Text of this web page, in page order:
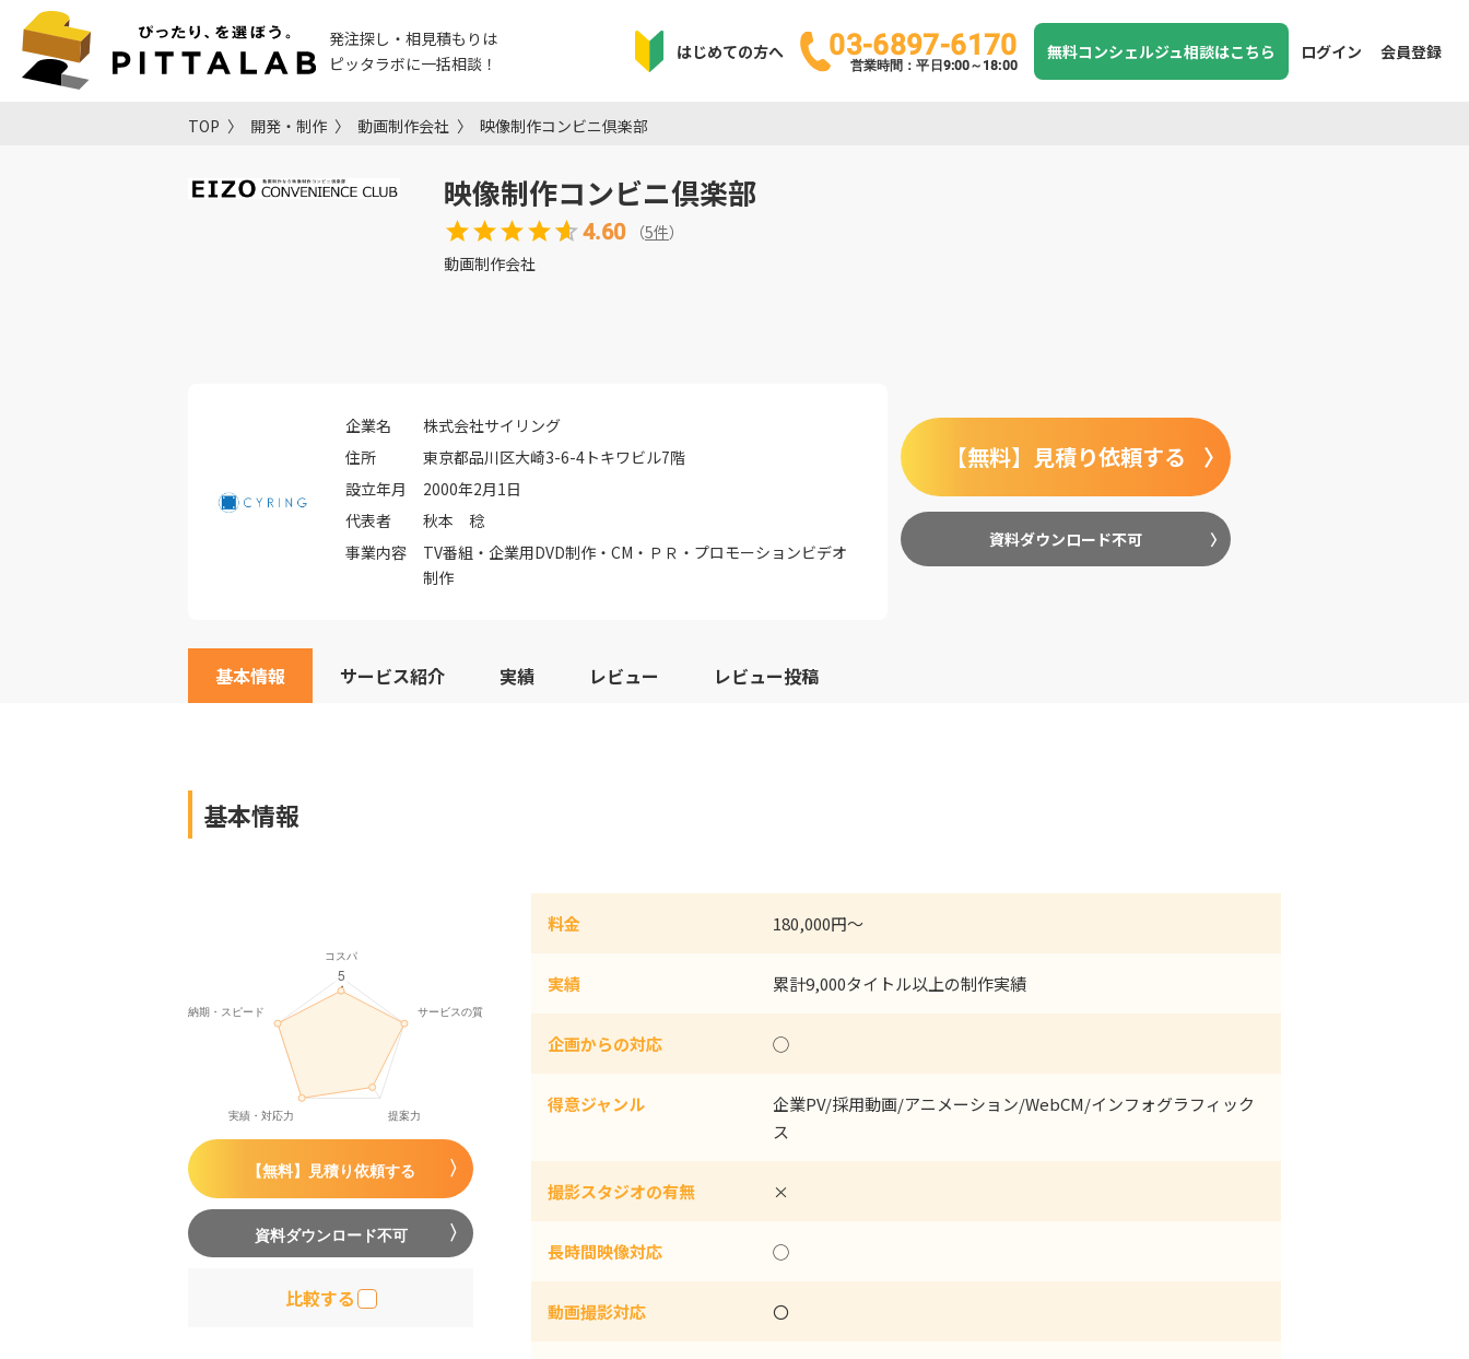
発注探し・相見積もりは
ピッタラボに一括相談！
はじめての方へ 03-6897-6170
営業時間：平日9:00～18:00
無料コンシェルジュ相談はこちら ログイン 会員登録
TOP 開発・制作 動画制作会社 映像制作コンビニ倶楽部
映像制作コンビニ倶楽部
4.60 （5件）
動画制作会社
企業名
株式会社サイリング
住所
東京都品川区大崎3-6-4トキワビル7階
設立年月
2000年2月1日
代表者
秋本 稔
事業内容
TV番組・企業用DVD制作・CM・ＰＲ・プロモーションビデオ
制作
【無料】見積り依頼する
資料ダウンロード不可
基本情報 サービス紹介 実績 レビュー レビュー投稿
基本情報
【無料】見積り依頼する
資料ダウンロード不可
比較する
料金 180,000円〜
実績 累計9,000タイトル以上の制作実績
企画からの対応 ◯
得意ジャンル
企業PV/採用動画/アニメーション/WebCM/インフォグラフィック
ス
撮影スタジオの有無 ×
長時間映像対応 ◯
動画撮影対応 〇